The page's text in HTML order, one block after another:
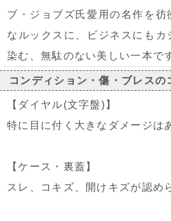
ブ・ジョブズ氏愛用の名作を彷
なルックスに、ビジネスにもカ
染む、無駄のない美しい一本で
コンディション・傷・ブレスの
【ダイヤル(文字盤)】
特に目に付く大きなダメージは
【ケース・裏蓋】
スレ、コキズ、開けキズが認め